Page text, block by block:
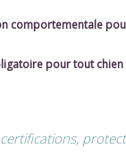
comportementale
pour tout